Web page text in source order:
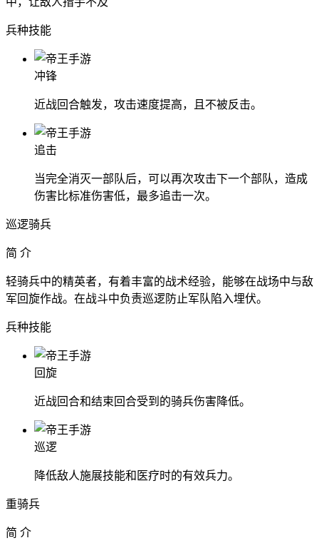
兵种技能
冲锋
近战回合触发，攻击速度提高，且不被反击。
追击
当完全消灭一部队后，可以再次攻击下一个部队，造成
伤害比标准伤害低，最多追击一次。
巡逻骑兵
简 介
轻骑兵中的精英者，有着丰富的战术经验，能够在战场中与敌
军回旋作战。在战斗中负责巡逻防止军队陷入埋伏。
兵种技能
回旋
近战回合和结束回合受到的骑兵伤害降低。
巡逻
降低敌人施展技能和医疗时的有效兵力。
重骑兵
简 介